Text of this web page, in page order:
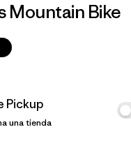
Mountain Bike
Pickup
una tienda